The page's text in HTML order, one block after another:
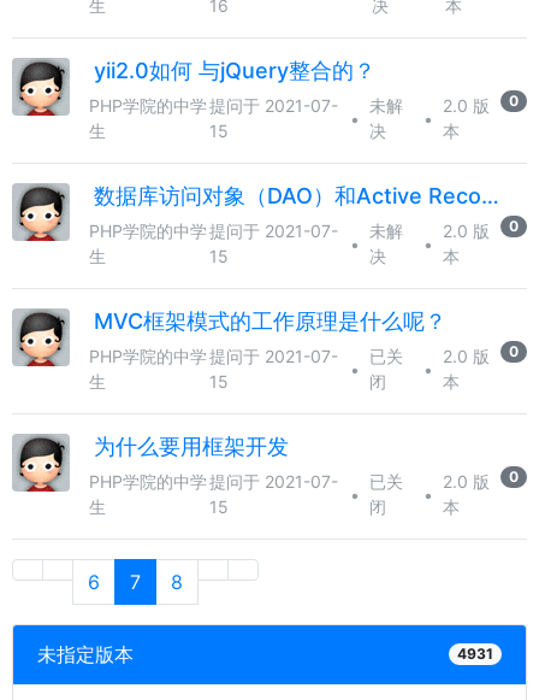
生 16 决 本
yii2.0如何 与jQuery整合的？
PHP学院的中学
生
提问于 2021-07-
15
•
未解
决
•
2.0 版
本
0
数据库访问对象（DAO）和Active Record的区别是什么啊？
PHP学院的中学
生
提问于 2021-07-
15
•
未解
决
•
2.0 版
本
0
MVC框架模式的工作原理是什么呢？
PHP学院的中学
生
提问于 2021-07-
15
•
已关
闭
•
2.0 版
本
0
为什么要用框架开发
PHP学院的中学
生
提问于 2021-07-
15
•
已关
闭
•
2.0 版
本
0
6 7 8
未指定版本 4931